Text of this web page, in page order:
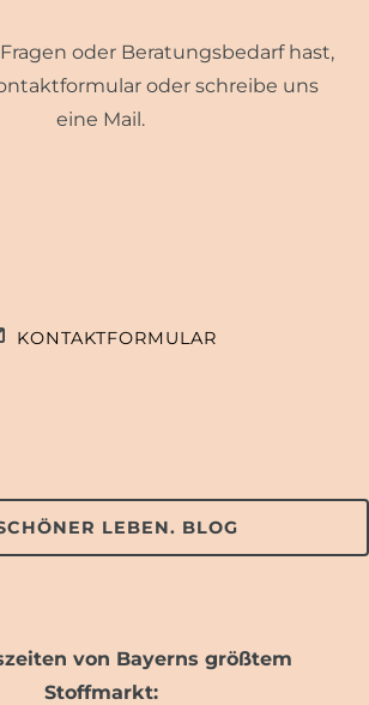
oder Beratungsbedarf hast,
oder schreibe uns
eine Mail.
KONTAKTFORMULAR
LEBEN. BLOG
von Bayerns größtem
Stoffmarkt: